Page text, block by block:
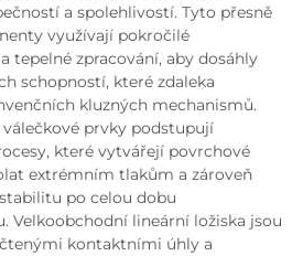
a spolehlivostí. Tyto přesně
využívají pokročilé
tepelné zpracování, aby dosáhly
schopností, které zdaleka
kluzných mechanismů.
prvky podstupují
které vytvářejí povrchové
extrémním tlakům a zároveň
po celou dobu
Velkoobchodní lineární ložiska jsou
kontaktními úhly a